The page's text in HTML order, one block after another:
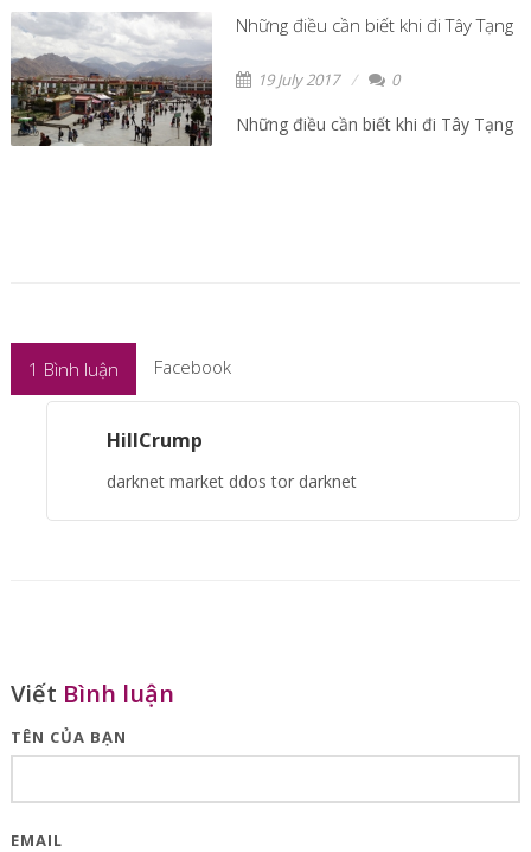
Những điều cần biết khi đi Tây Tạng
19 July 2017 0
Những điều cần biết khi đi Tây Tạng
1 Bình luận Facebook
HillCrump
darknet market ddos tor darknet
Viết Bình luận
TÊN CỦA BẠN
EMAIL